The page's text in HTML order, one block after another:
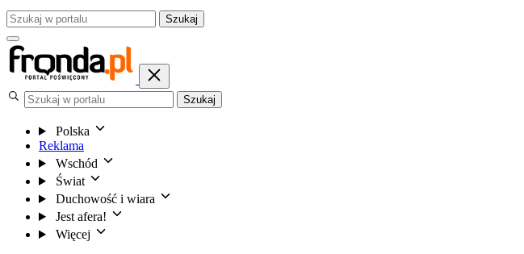
Szukaj
Szukaj
Polska
Reklama
Wschód
Świat
Duchowość i wiara
Jest afera!
Więcej